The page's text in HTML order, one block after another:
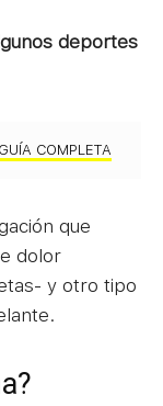
deportes
COMPLETA
que
dolor
y otro tipo